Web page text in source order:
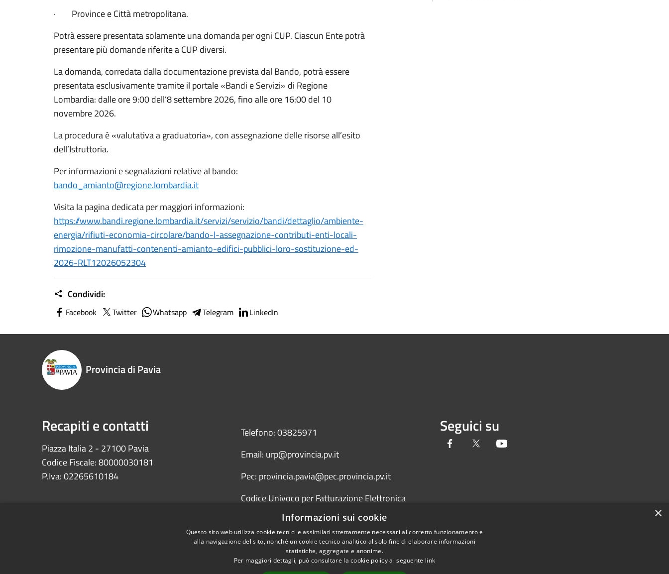
· Province e Città metropolitana.
Potrà essere presentata solamente una domanda per ogni CUP. Ciascun Ente potrà
presentare più domande riferite a CUP diversi.
La domanda, corredata dalla documentazione prevista dal Bando, potrà essere
presentata esclusivamente tramite il portale «Bandi e Servizi» di Regione
Lombardia: dalle ore 9:00 dell’8 settembre 2026, fino alle ore 16:00 del 10
novembre 2026.
La procedura è «valutativa a graduatoria», con assegnazione delle risorse all’esito
dell’Istruttoria.
Per informazioni e segnalazioni relative al bando:
bando_amianto@regione.lombardia.it
Visita la pagina dedicata per maggiori informazioni:
https://www.bandi.regione.lombardia.it/servizi/servizio/bandi/dettaglio/ambiente-
energia/rifiuti-economia-circolare/bando-l-assegnazione-contributi-enti-locali-
rimozione-manufatti-contenenti-amianto-edifici-pubblici-loro-sostituzione-ed-
2026-RLT12026052304
Condividi:
Facebook Twitter Whatsapp Telegram LinkedIn
Provincia di Pavia
Recapiti e contatti
Piazza Italia 2 - 27100 Pavia
Codice Fiscale: 80000030181
P.Iva: 02265610184
Telefono: 03825971
Email: urp@provincia.pv.it
Pec: provincia.pavia@pec.provincia.pv.it
Codice Univoco per Fatturazione Elettronica
(Fattura PA) UFYCZU
Seguici su
Facebook Twitter
×
Informazioni sui cookie
Questo sito web utilizza cookie tecnici e assimilati strettamente necessari al corretto funzionamento e
alla navigazione del sito, nonché un cookie tecnico analitico al solo fine di elaborare informazioni
statistiche, aggregate e anonime.
Per maggiori dettagli, può consultare la cookie policy al seguente link